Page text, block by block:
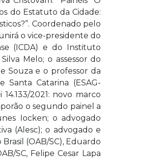
do Estatuto da Cidade:
Coordenado pelo
o vice-presidente do
(ICDA) e do Instituto
Melo; o assessor do
Souza e o professor da
Santa Catarina (ESAG-
2021: novo marco
o segundo painel a
Iocken; o advogado
(Alesc); o advogado e
(OAB/SC), Eduardo
SC, Felipe Cesar Lapa